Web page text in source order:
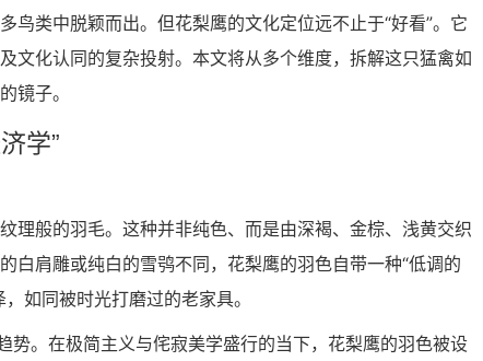
鸟类中脱颖而出。但花梨鹰的文化定位远不止于“好看”。它
文化认同的复杂投射。本文将从多个维度，拆解这只猛禽如
镜子。
学”
理般的羽毛。这种并非纯色、而是由深褐、金棕、浅黄交织
白肩雕或纯白的雪鸮不同，花梨鹰的羽色自带一种“低调的
如同被时光打磨过的老家具。
势。在极简主义与侘寂美学盛行的当下，花梨鹰的羽色被设